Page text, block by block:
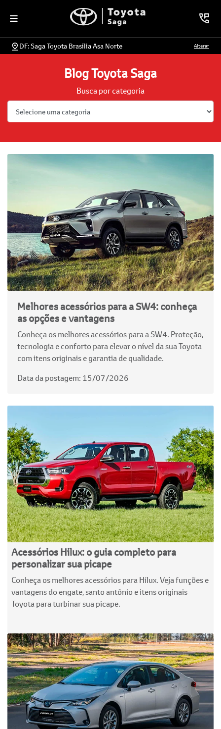
DF: Saga Toyota Brasília Asa Norte Alterar
Blog Toyota Saga
Busca por categoria
Melhores acessórios para a SW4: conheça
as opções e vantagens
Conheça os melhores acessórios para a SW4. Proteção,
tecnologia e conforto para elevar o nível da sua Toyota
com itens originais e garantia de qualidade.
Data da postagem: 15/07/2026
Acessórios Hilux: o guia completo para
personalizar sua picape
Conheça os melhores acessórios para Hilux. Veja funções e
vantagens do engate, santo antônio e itens originais
Toyota para turbinar sua picape.